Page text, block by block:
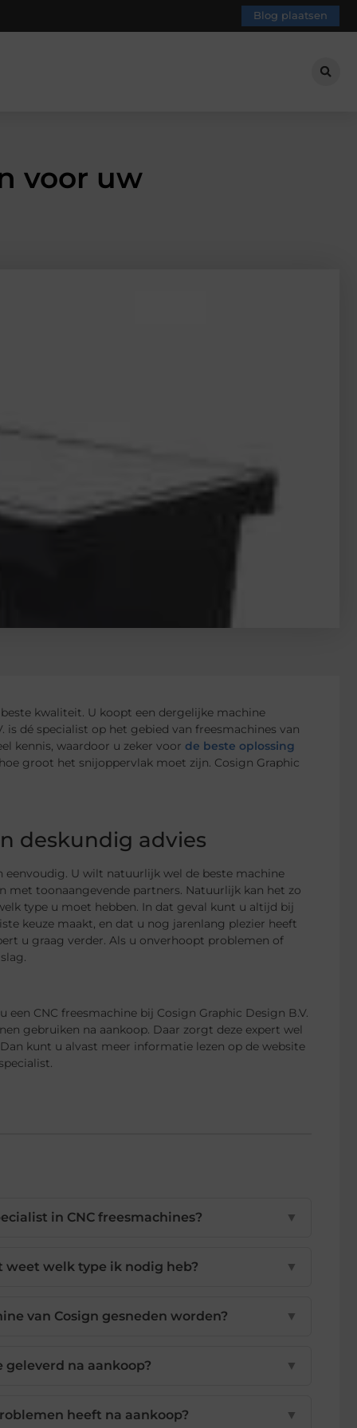
Blog plaatsen
voor uw
kwaliteit. U koopt een dergelijke machine
is dé specialist op het gebied van freesmachines van
kennis, waardoor u zeker voor de beste oplossing
groot het snijoppervlak moet zijn. Cosign Graphic
deskundig advies
eenvoudig. U wilt natuurlijk wel de beste machine
met toonaangevende partners. Natuurlijk kan het zo
type u moet hebben. In dat geval kunt u altijd bij
keuze maakt, en dat u nog jarenlang plezier heeft
u graag verder. Als u onverhoopt problemen of
CNC freesmachine bij Cosign Graphic Design B.V.
gebruiken na aankoop. Daar zorgt deze expert wel
kunt u alvast meer informatie lezen op de website
in CNC freesmachines? ▼
weet welk type ik nodig heb? ▼
van Cosign gesneden worden? ▼
geleverd na aankoop? ▼
heeft na aankoop? ▼